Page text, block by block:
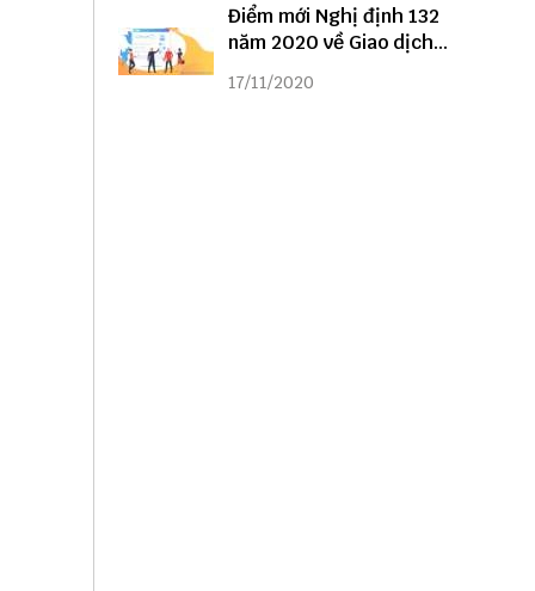
Điểm mới Nghị định 132
năm 2020 về Giao dịch
liên kết
17/11/2020